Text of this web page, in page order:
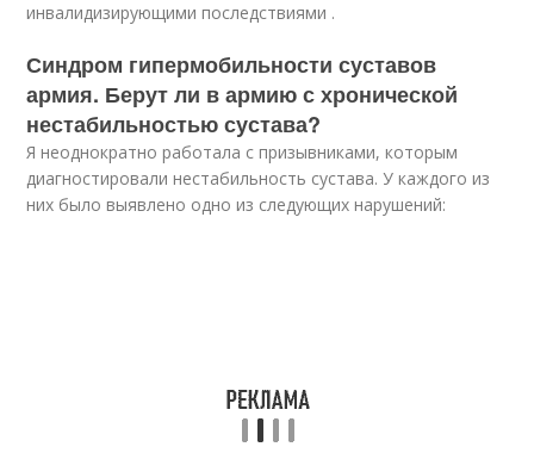
инвалидизирующими последствиями .
Синдром гипермобильности суставов
армия. Берут ли в армию с хронической
нестабильностью сустава?
Я неоднократно работала с призывниками, которым
диагностировали нестабильность сустава. У каждого из
них было выявлено одно из следующих нарушений: